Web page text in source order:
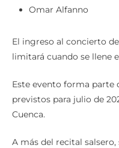
Omar Alfanno
El ingreso al concierto
limitará cuando se llene
Este evento forma parte
previstos para julio de
Cuenca.
A más del recital